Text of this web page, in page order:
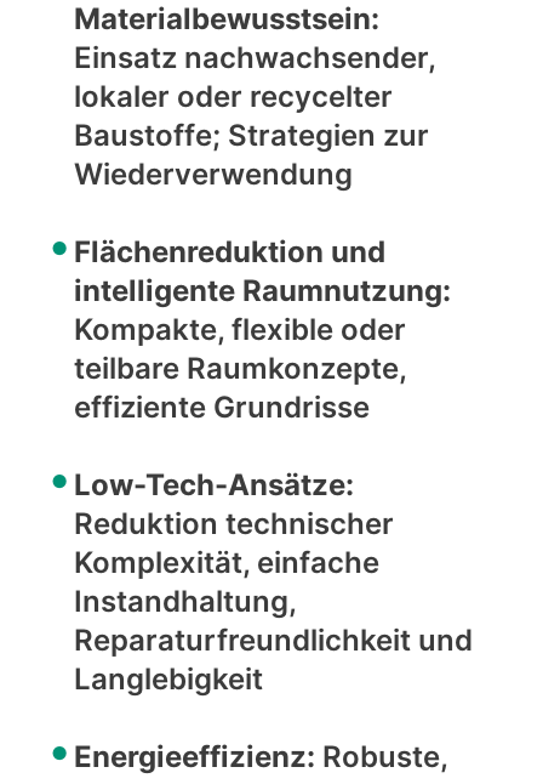
Materialbewusstsein:
Einsatz nachwachsender,
lokaler oder recycelter
Baustoffe; Strategien zur
Wiederverwendung
Flächenreduktion und
intelligente Raumnutzung:
Kompakte, flexible oder
teilbare Raumkonzepte,
effiziente Grundrisse
Low-Tech-Ansätze:
Reduktion technischer
Komplexität, einfache
Instandhaltung,
Reparaturfreundlichkeit und
Langlebigkeit
Energieeffizienz: Robuste,